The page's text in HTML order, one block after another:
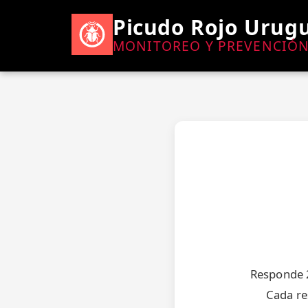
Picudo Rojo
MONITOREO Y
Cada